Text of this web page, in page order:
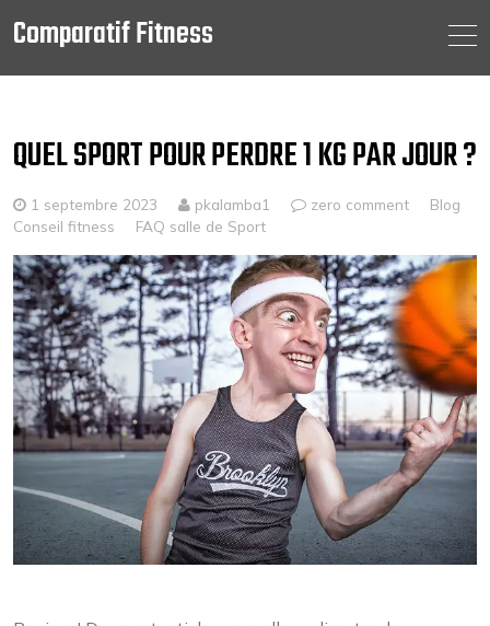
content
Comparatif Fitness
QUEL SPORT POUR PERDRE 1 KG PAR JOUR ?
1 septembre 2023 pkalamba1 zero comment
Blog
Conseil fitness
FAQ salle de Sport